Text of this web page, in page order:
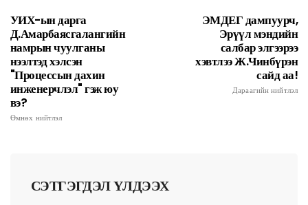
УИХ-ын дарга
Д.Амарбаясгалангийн
намрын чуулганы
нээлтэд хэлсэн
"Процессын дахин
инженерчлэл" гэж юу
вэ?
Өмнөх нийтлэл
ЭМДЕГ дампуурч,
Эрүүл мэндийн
салбар элгээрээ
хэвтлээ Ж.Чинбүрэн
сайд аа!
Дараагийн нийтлэл
СЭТГЭГДЭЛ ҮЛДЭЭХ